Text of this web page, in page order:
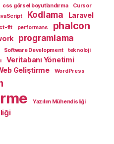
css görsel boyutlandırma Cursor
Kodlama
Laravel
fit performans phalcon
programlama
Software Development teknoloji
Veritabanı Yönetimi
Geliştirme WordPress
Yazılım Mühendisliği